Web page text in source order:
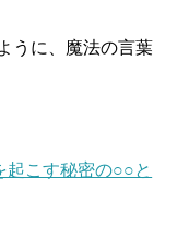
うに、魔法の言葉
起こす秘密の○○と